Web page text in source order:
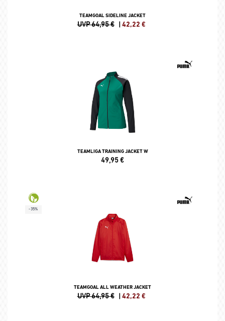
TEAMGOAL SIDELINE JACKET
UVP 64,95 € | 42,22 €
TEAMLIGA TRAINING JACKET W
49,95€
-35%
TEAMGOAL ALL WEATHER JACKET
UVP 64,95 € | 42,22 €